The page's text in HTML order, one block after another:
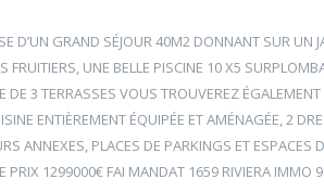
D’UN GRAND SÉJOUR 40M2 DONNANT SUR UN
FRUITIERS, UNE BELLE PISCINE 10 X5
DE 3 TERRASSES VOUS TROUVEREZ
ENTIÈREMENT ÉQUIPÉE ET AMÉNAGÉE, 2
ANNEXES, PLACES DE PARKINGS ET ESPACES
PRIX 1299000€ FAI MANDAT 1659 RIVIERA IMMO